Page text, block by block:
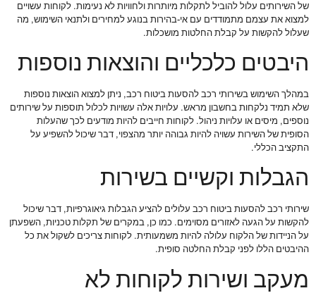
של השירותים עלול להוביל לתקלות מיותרות ולחוויות לא נעימות. לקוחות עשויים
למצוא את עצמם מתמודדים עם אי-בהירות בנוגע למחירים ולתנאי השימוש, מה
שעלול להקשות על קבלת החלטות מושכלות.
היבטים כלכליים והוצאות נוספות
במהלך השימוש בשירותי רכב להסעות ביטוח רכב, ניתן למצוא הוצאות נוספות
שלא תמיד נלקחות בחשבון מראש. עלויות אלה עשויות לכלול תוספות על שירותים
נוספים, מיסים או עלויות ניהול. לקוחות חייבים להיות מודעים לכך שהעלות
הסופית של השירות עשויה להיות גבוהה יותר מהצפוי, דבר שיכול להשפיע על
התקציב הכללי.
הגבלות וקשיים בשירות
שירותי רכב להסעות ביטוח רכב עלולים להציע הגבלות גיאוגרפיות, דבר שיכול
להקשות על הגעה לאזורים מסוימים. כמו כן, במקרים של תקלות טכניות, השפעתן
על הניידות של הלקוח עלולה להיות משמעותית. לקוחות צריכים לשקול את כל
ההיבטים הללו לפני קבלת החלטה סופית.
מעקב ושירות לקוחות לא